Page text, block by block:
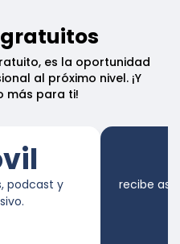
gratuitos
es la oportunidad
al próximo nivel. ¡Y
más para ti!
podcast y
recibe